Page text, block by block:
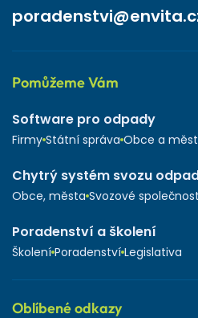
Pomůžeme Vám
Software pro odpady
Firmy Státní správa Obce a
Chytrý systém svozu
Obce, města Svozové
Poradenství a školení
Školení Poradenství Legislativa
Oblíbené odkazy